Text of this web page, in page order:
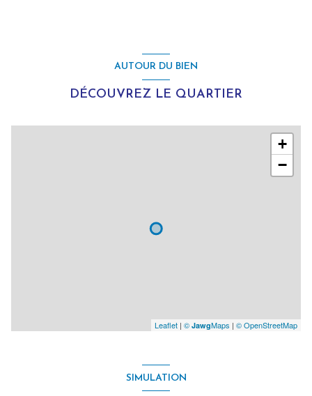
AUTOUR DU BIEN
DÉCOUVREZ LE QUARTIER
+
−
Leaflet | © JawgMaps | © OpenStreetMap
SIMULATION